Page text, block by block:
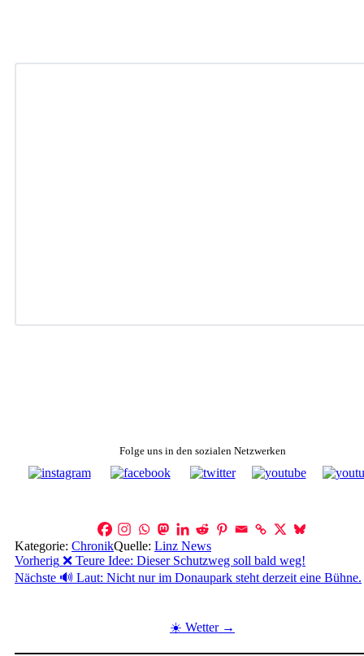
Folge uns in den sozialen Netzwerken
Kategorie: ChronikQuelle: Linz News
Beitragsnavigation
Vorherig ❌ Teure Idee: Dieser Schutzweg soll bald weg!
Nächste 🔊 Laut: Nicht nur im Donaupark steht derzeit eine Bühne.
☀️ Wetter →